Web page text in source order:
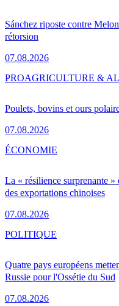
Sánchez riposte contre
rétorsion
07.08.2026
Poulets, bovins et ours
07.08.2026
PROAGRICULTURE &
La « résilience surprenante
des exportations chinoises
07.08.2026
ÉCONOMIE
Quatre pays européens
Russie pour l'Ossétie du Sud
07.08.2026
POLITIQUE